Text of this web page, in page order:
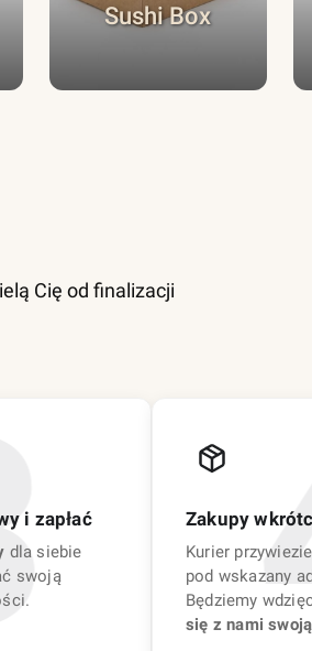
Sushi Box
Cię od finalizacji
i zapłać
dla siebie
swoją
Zakupy
Kurier
pod wskazany
Będziemy
się z nami